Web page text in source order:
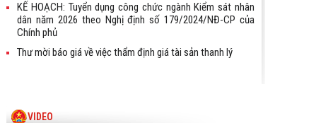
KẾ HOẠCH: Tuyển dụng công chức ngành Kiểm sát nhân
dân năm 2026 theo Nghị định số 179/2024/NĐ-CP của
Chính phủ
Thư mời báo giá về việc thẩm định giá tài sản thanh lý
VIDEO